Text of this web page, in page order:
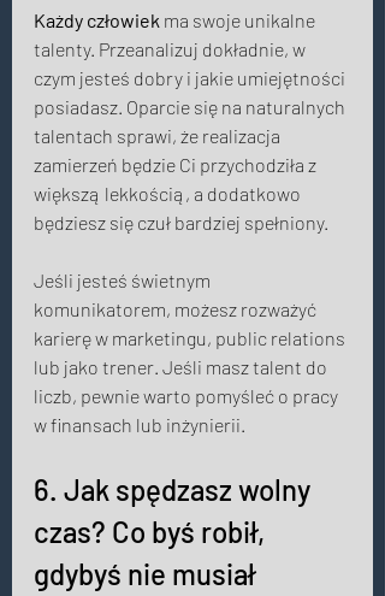
Każdy człowiek ma swoje unikalne
talenty. Przeanalizuj dokładnie, w
czym jesteś dobry i jakie umiejętności
posiadasz. Oparcie się na naturalnych
talentach sprawi, że realizacja
zamierzeń będzie Ci przychodziła z
większą lekkością, a dodatkowo
będziesz się czuł bardziej spełniony.
Jeśli jesteś świetnym
komunikatorem, możesz rozważyć
karierę w marketingu, public relations
lub jako trener. Jeśli masz talent do
liczb, pewnie warto pomyśleć o pracy
w finansach lub inżynierii.
6. Jak spędzasz wolny
czas? Co byś robił,
gdybyś nie musiał